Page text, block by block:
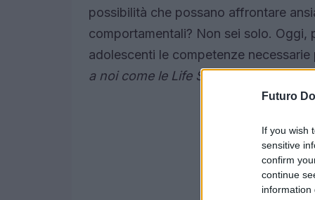
Futuro
If you wish
sensitive
confirm
continue
information
possibilità che possano affrontare
comportamentali? Non sei solo. Oggi,
adolescenti le competenze
a noi come le Life Skills possono